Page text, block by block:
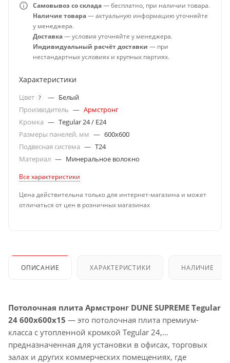
Самовывоз со склада— бесплатно, при наличии товара.
Наличие товара— актуальную информацию уточняйте
у менеджера.
Доставка— условия уточняйте у менеджера.
Индивидуальный расчёт доставки — при
нестандартных условиях и крупных партиях.
Характеристики
Цвет ? — Белый
Производитель — Армстронг
Кромка — Tegular 24 / E24
Размеры панелей, мм — 600x600
Подвесная система — T24
Материал — Минеральное волокно
Все характеристики
Цена действительна только для интернет-магазина и может
отличаться от цен в розничных магазинах
ОПИСАНИЕ ХАРАКТЕРИСТИКИ НАЛИЧИЕ
Потолочная плита Армстронг DUNE SUPREME Tegular
24 600x600x15 — это потолочная плита премиум-
класса с утопленной кромкой Tegular 24,
предназначенная для установки в офисах, торговых
залах и других коммерческих помещениях, где